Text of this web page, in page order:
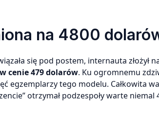
na 4800
się pod postem, internauta złożył
cenie 479 dolarów. Ku ogromnemu
egzemplarzy tego modelu. Całkowita
otrzymał podzespoły warte niemal